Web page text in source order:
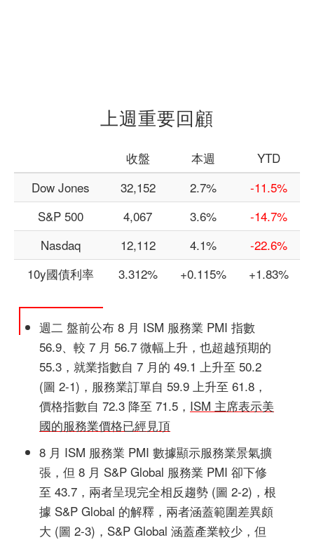
上週重要回顧
收盤 本週
YTD
Dow Jones
32,152 2.7%
-11.5%
S&P 500
4,067 3.6%
-14.7%
Nasdaq
12,112 4.1%
-22.6%
10y國債利率
3.312% +0.115% +1.83%
週二 盤前公布 8 月 ISM 服務業 PMI 指數
56.9、較 7 月 56.7 微幅上升，也超越預期的
55.3，就業指數自 7 月的 49.1 上升至 50.2
(圖 2-1)，服務業訂單自 59.9 上升至 61.8，
價格指數自 72.3 降至 71.5， ISM 主席表示美
國的服務業價格已經見頂
8 月 ISM 服務業 PMI 數據顯示服務業景氣擴
張，但 8 月 S&P Global 服務業 PMI 卻下修
至 43.7，兩者呈現完全相反趨勢 (圖 2-2)，根
據 S&P Global 的解釋，兩者涵蓋範圍差異頗
大 (圖 2-3)，S&P Global 涵蓋產業較少，但